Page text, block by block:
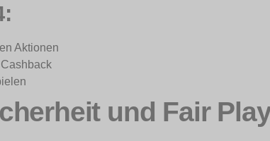
Aktionen
und Fair